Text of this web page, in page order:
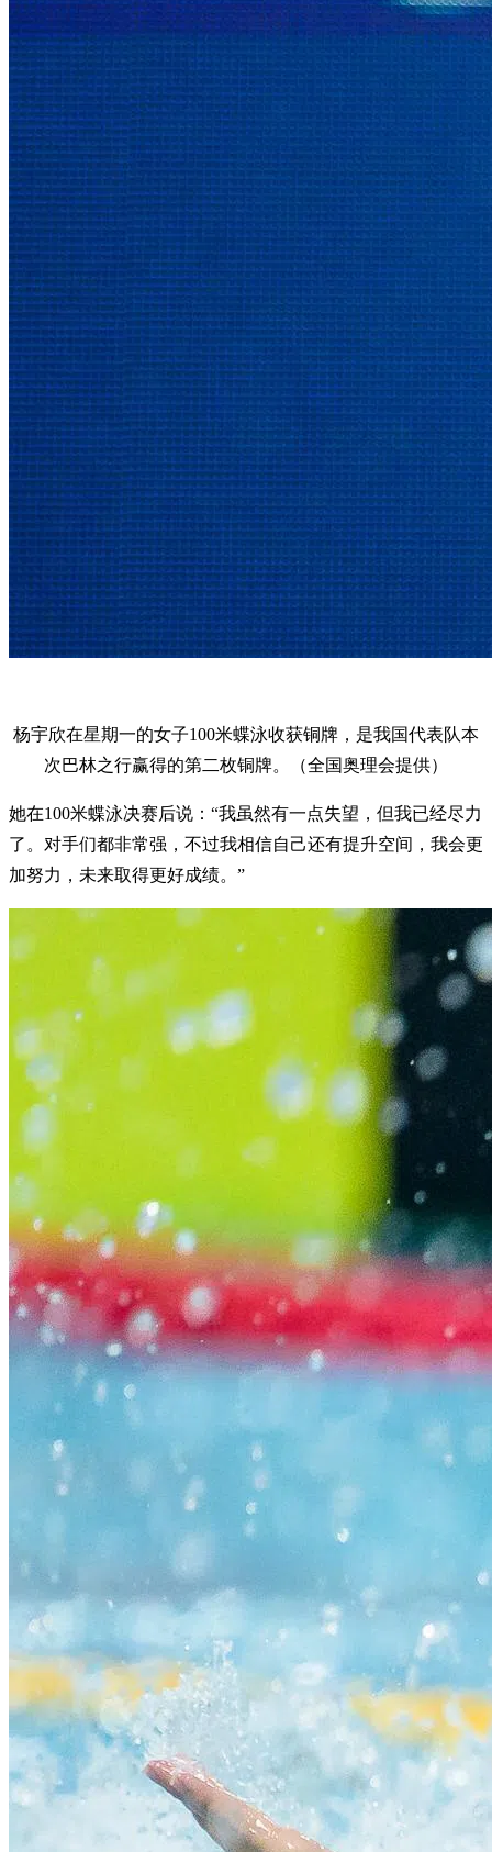
杨宇欣在星期一的女子100米蝶泳收获铜牌，是我国代表队本
次巴林之行赢得的第二枚铜牌。（全国奥理会提供）
她在100米蝶泳决赛后说：“我虽然有一点失望，但我已经尽力
了。对手们都非常强，不过我相信自己还有提升空间，我会更
加努力，未来取得更好成绩。”